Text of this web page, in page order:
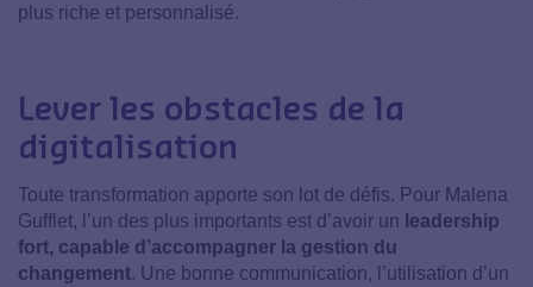
plus riche et personnalisé.
Lever les obstacles de la
digitalisation
Toute transformation apporte son lot de défis. Pour Malena
Gufflet, l’un des plus importants est d’avoir un leadership
fort, capable d’accompagner la gestion du
changement. Une bonne communication, l’utilisation d’un